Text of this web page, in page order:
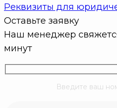
Реквизиты для
Оставьте заявку
Наш менеджер
минут
Введите ваш